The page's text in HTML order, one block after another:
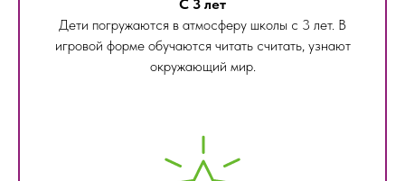
С 3 лет
Дети погружаются в атмосферу школы с 3 лет. В
игровой форме обучаются читать считать, узнают
окружающий мир.